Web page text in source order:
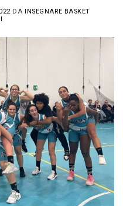
DAINSEGNARE BASKET